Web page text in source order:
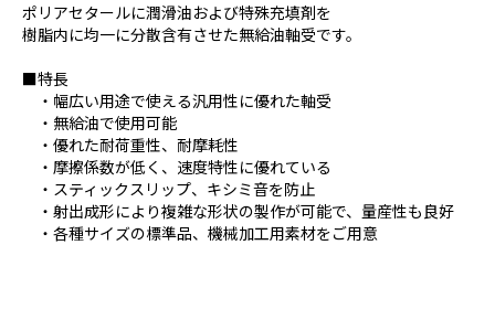
ポリアセタールに潤滑油および特殊充填剤を
樹脂内に均一に分散含有させた無給油軸受です。
■特長
・幅広い用途で使える汎用性に優れた軸受
・無給油で使用可能
・優れた耐荷重性、耐摩耗性
・摩擦係数が低く、速度特性に優れている
・スティックスリップ、キシミ音を防止
・射出成形により複雑な形状の製作が可能で、量産性も良好
・各種サイズの標準品、機械加工用素材をご用意